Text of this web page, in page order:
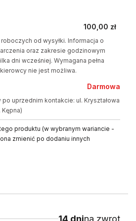
100,00 zł
od wysyłki. Informacja o
oraz zakresie godzinowym
dni wcześniej. Wymagana pełna
kierowcy nie jest możliwa.
Darmowa
uprzednim kontakcie: ul. Kryształowa
produktu (w wybranym wariancie -
zmienić po dodaniu innych
14 dnina zwrot